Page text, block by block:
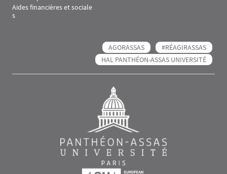
Aides financières et sociale
s
AGORASSAS
#RÉAGIRASSAS
HAL PANTHÉON-ASSAS UNIVERSITÉ